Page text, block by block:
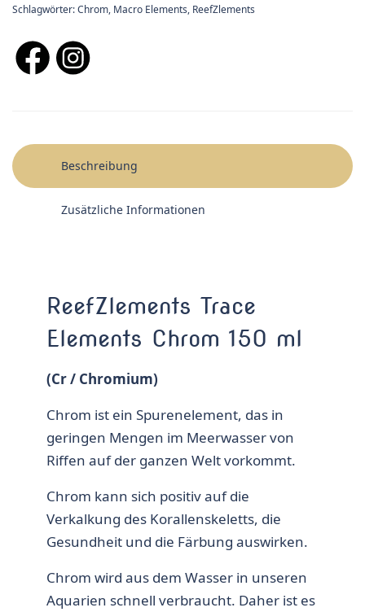
Schlagwörter:Chrom, Macro Elements, ReefZlements
Beschreibung
Zusätzliche Informationen
ReefZlements Trace
Elements Chrom 150 ml
(Cr / Chromium)
Chrom ist ein Spurenelement, das in
geringen Mengen im Meerwasser von
Riffen auf der ganzen Welt vorkommt.
Chrom kann sich positiv auf die
Verkalkung des Korallenskeletts, die
Gesundheit und die Färbung auswirken.
Chrom wird aus dem Wasser in unseren
Aquarien schnell verbraucht. Daher ist es